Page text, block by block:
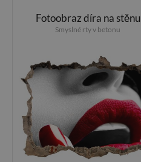
Fotoobraz díra na stěnu
Smyslné rty v betonu